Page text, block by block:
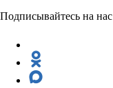
Подписывайтесь на нас